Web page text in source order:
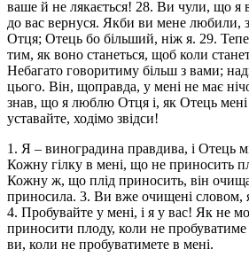
ваше й не лякається! 28. Ви чули, що я
до вас вернуся. Якби ви мене любили,
Отця; Отець бо більший, ніж я. 29.
тим, як воно станеться, щоб коли
Небагато говоритиму більш з вами;
цього. Він, щоправда, у мені не має
знав, що я люблю Отця і, як Отець мені
уставайте, ходімо звідси!
1. Я – виноградина правдива, і Отець
Кожну гілку в мені, що не приносить
Кожну ж, що плід приносить, він
приносила. 3. Ви вже очищені словом,
4. Пробувайте у мені, і я у вас! Як не
приносити плоду, коли не пробуватиме
ви, коли не пробуватимете в мені.